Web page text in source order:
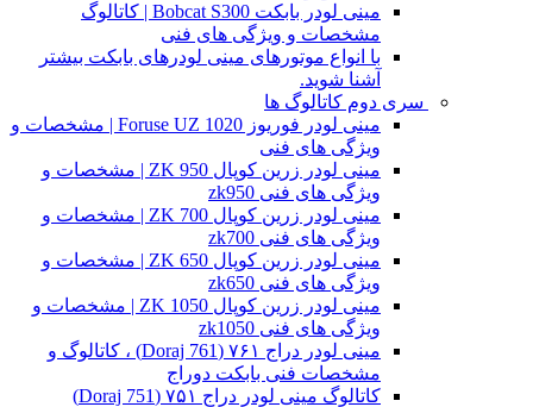
مینی لودر بابکت Bobcat S300 | کاتالوگ
مشخصات و ویژگی های فنی
با انواع موتورهای مینی لودرهای بابکت بیشتر
آشنا شوید.
سری دوم کاتالوگ ها
مینی لودر فوریوز Foruse UZ 1020 | مشخصات و
ویژگی های فنی
مینی لودر زرین کوپال ZK 950 | مشخصات و
ویژگی های فنی zk950
مینی لودر زرین کوپال ZK 700 | مشخصات و
ویژگی های فنی zk700
مینی لودر زرین کوپال ZK 650 | مشخصات و
ویژگی های فنی zk650
مینی لودر زرین کوپال ZK 1050 | مشخصات و
ویژگی های فنی zk1050
مینی لودر دراج ۷۶۱ (Doraj 761) ، کاتالوگ و
مشخصات فنی بابکت دوراج
کاتالوگ مینی لودر دراج ۷۵۱ (Doraj 751)